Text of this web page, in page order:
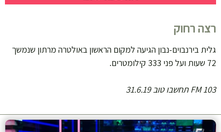
רצה רחוק
גלית בירנבוים-נבון הגיעה למקום הראשון באולטרה מרתון שנמשך
72 שעות ועל פני 333 קילומטרים.
103 FM תחשבו טוב 31.6.19